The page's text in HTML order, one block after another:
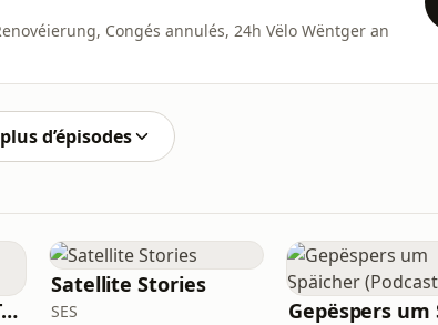
Congés annulés, 24h Vëlo Wëntger an
d’épisodes
PwC Luxembourg TechTalk
Satellite Stories
SES